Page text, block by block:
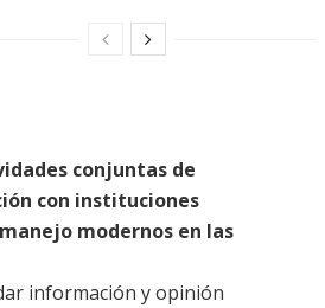
conjuntas de
con instituciones
modernos en las
información y opinión